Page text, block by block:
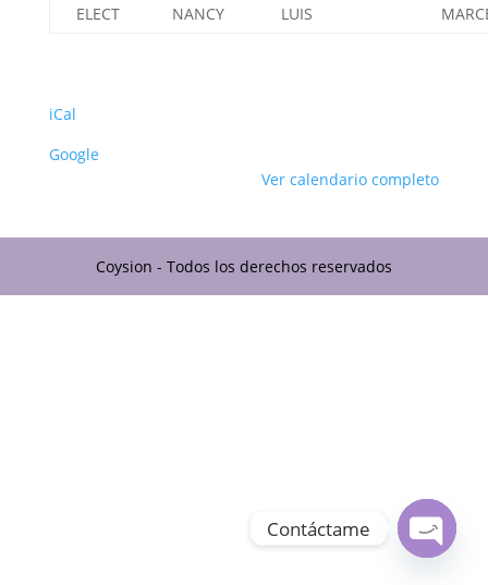
ELECT
NANCY
LUIS
iCal
Google
Ver calendario completo
Coysion - Todos los derechos reservados
Contáctame